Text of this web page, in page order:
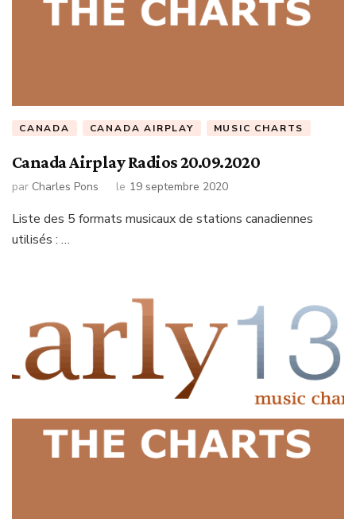
CANADA CANADA AIRPLAY MUSIC CHARTS
Canada Airplay Radios 20.09.2020
par Charles Pons le 19 septembre 2020
Liste des 5 formats musicaux de stations canadiennes
utilisés : …